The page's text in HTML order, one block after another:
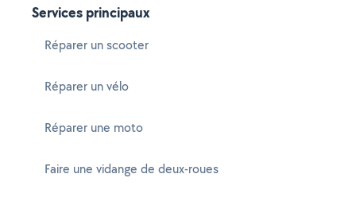
Services principaux
Réparer un scooter
Réparer un vélo
Réparer une moto
Faire une vidange de deux-roues